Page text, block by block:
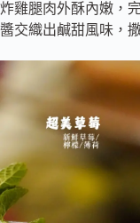
炸雞腿肉外酥內嫩，
醬交織出鹹甜風味，